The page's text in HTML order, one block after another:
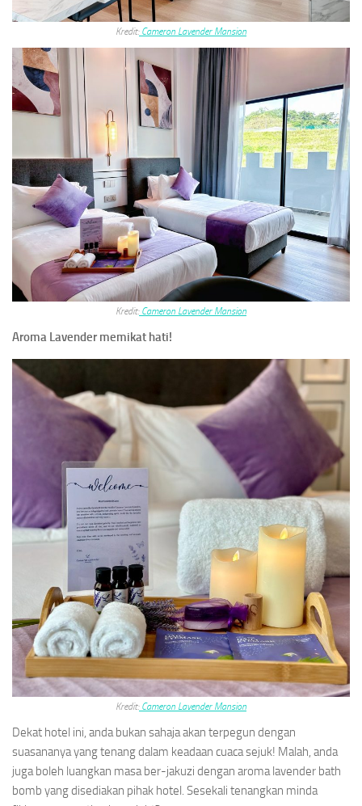
Kredit:Cameron Lavender Mansion
Kredit:Cameron Lavender Mansion
Aroma Lavender memikat hati!
Kredit:Cameron Lavender Mansion
Dekat hotel ini, anda bukan sahaja akan terpegun dengan
suasananya yang tenang dalam keadaan cuaca sejuk! Malah, anda
juga boleh luangkan masa ber-jakuzi dengan aroma lavender bath
bomb yang disediakan pihak hotel. Sesekali tenangkan minda